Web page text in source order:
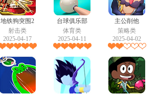
地铁狗突围2
射击类
2025-04-17
台球俱乐部
体育类
2025-04-11
主公削他
策略类
2025-04-02